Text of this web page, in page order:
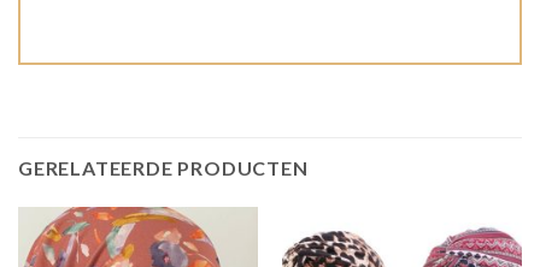
GERELATEERDE PRODUCTEN